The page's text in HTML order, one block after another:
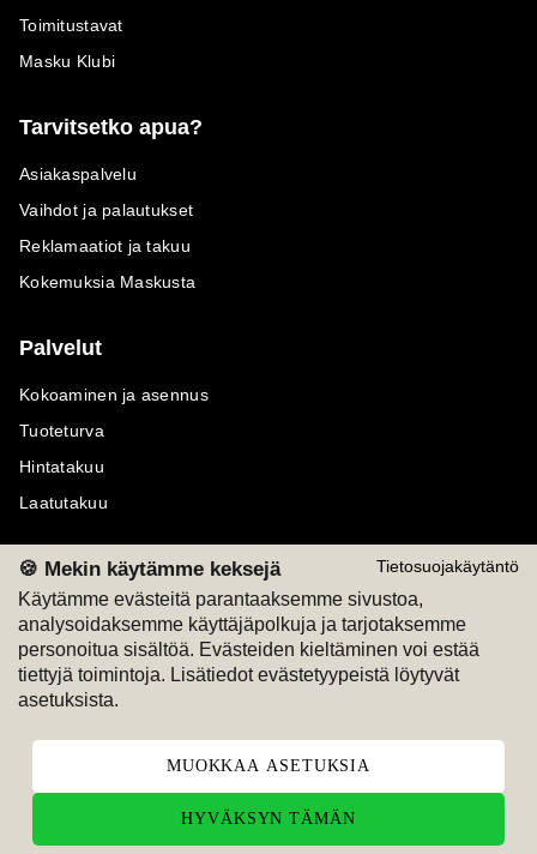
Tietosuojakäytäntö
🍪 Mekin käytämme keksejä
Käytämme evästeitä parantaaksemme sivustoa,
analysoidaksemme käyttäjäpolkuja ja tarjotaksemme
personoitua sisältöä. Evästeiden kieltäminen voi estää
tiettyjä toimintoja. Lisätiedot evästetyypeistä löytyvät
asetuksista.
MUOKKAA ASETUKSIA
HYVÄKSYN TÄMÄN
Toimitustavat
Masku Klubi
Tarvitsetko apua?
Asiakaspalvelu
Vaihdot ja palautukset
Reklamaatiot ja takuu
Kokemuksia Maskusta
Palvelut
Kokoaminen ja asennus
Tuoteturva
Hintatakuu
Laatutakuu
Maksutavat
M
Seuraa meitä